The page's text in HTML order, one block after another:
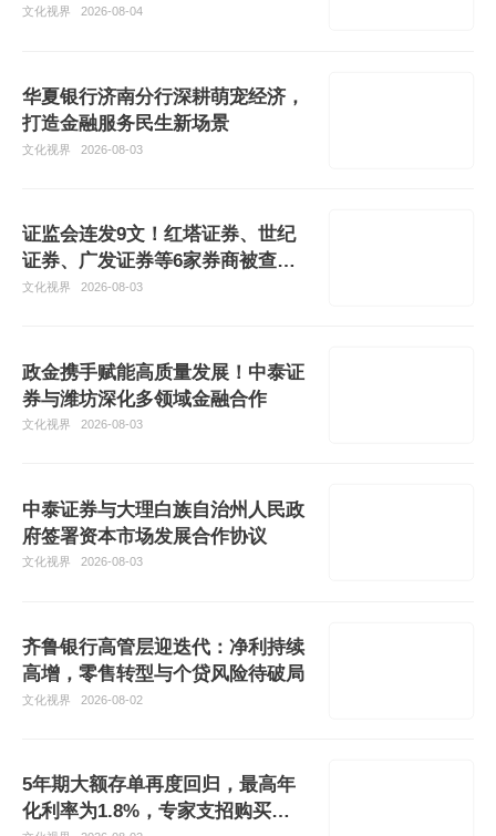
文化视界 2026-08-04
华夏银行济南分行深耕萌宠经济，
打造金融服务民生新场景
文化视界 2026-08-03
证监会连发9文！红塔证券、世纪
证券、广发证券等6家券商被查，3
家投行
文化视界 2026-08-03
政金携手赋能高质量发展！中泰证
券与潍坊深化多领域金融合作
文化视界 2026-08-03
中泰证券与大理白族自治州人民政
府签署资本市场发展合作协议
文化视界 2026-08-03
齐鲁银行高管层迎迭代：净利持续
高增，零售转型与个贷风险待破局
文化视界 2026-08-02
5年期大额存单再度回归，最高年
化利率为1.8%，专家支招购买四